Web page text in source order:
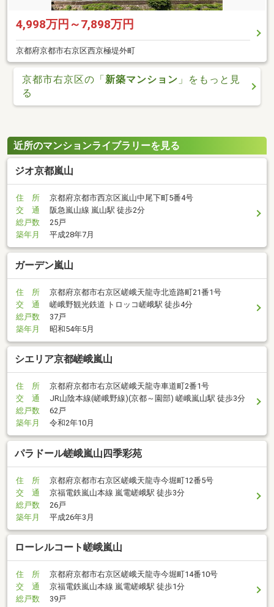
4,998万円～7,898万円
京都府京都市右京区西京極堤外町
京都市右京区の「新築マンション 」をもっと見
る
近所のマンションライブラリーを見る
ジオ京都嵐山
住 所
京都府京都市西京区嵐山中尾下町5番4号
交 通
阪急嵐山線 嵐山駅 徒歩2分
総戸数
25戸
築年月
平成28年7月
ガーデン嵐山
住 所
京都府京都市右京区嵯峨天龍寺北造路町21番1号
交 通
嵯峨野観光鉄道 トロッコ嵯峨駅 徒歩4分
総戸数
37戸
築年月
昭和54年5月
シエリア京都嵯峨嵐山
住 所
京都府京都市右京区嵯峨天龍寺車道町2番1号
交 通
JR山陰本線(嵯峨野線)(京都～園部) 嵯峨嵐山駅 徒歩3分
総戸数
62戸
築年月
令和2年10月
パラドール嵯峨嵐山四季彩苑
住 所
京都府京都市右京区嵯峨天龍寺今堀町12番5号
交 通
京福電鉄嵐山本線 嵐電嵯峨駅 徒歩3分
総戸数
26戸
築年月
平成26年3月
ローレルコート嵯峨嵐山
住 所
京都府京都市右京区嵯峨天龍寺今堀町14番10号
交 通
京福電鉄嵐山本線 嵐電嵯峨駅 徒歩1分
総戸数
39戸